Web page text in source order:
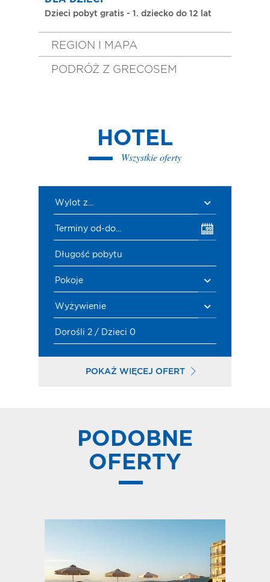
Dzieci pobyt gratis - 1. dziecko do 12 lat
REGION I MAPA
PODRÓŻ Z GRECOSEM
HOTEL
Wszystkie oferty
Wylot z...
Terminy od-do...
Długość pobytu
Pokoje
Wyżywienie
Dorośli 2 / Dzieci 0
POKAŻ WIĘCEJ OFERT
PODOBNE
OFERTY